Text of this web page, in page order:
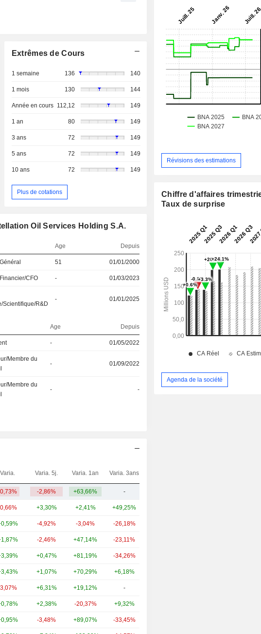
Extrêmes de Cours
1 semaine 136 140
1 mois 130 144
Année en cours 112,12 149
1 an 80 149
3 ans 72 149
5 ans 72 149
10 ans 72 149
Plus de cotations
Oil Services Holding S.A.
Age Depuis
51 01/01/2000
CFO - 01/03/2023
Scientifique/R&D
- 01/01/2025
Age Depuis
- 01/05/2022
Membre du
- 01/09/2022
Membre du
- -
Varia. Varia. 5j. Varia. 1an Varia. 3ans
-2,86% +63,66% -
+3,30% +2,41% +49,25%
-4,92% -3,04% -26,18%
-2,46% +47,14% -23,11%
+0,47% +81,19% -34,26%
+1,07% +70,29% +6,18%
+6,31% +19,12% -
+2,38% -20,37% +9,32%
-3,48% +89,07% -33,45%
Révisions des estimations
Chiffre d'affaires
Taux de surprise
Agenda de la société